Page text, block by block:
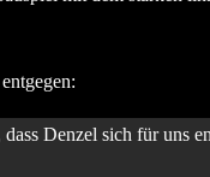
Denzel sich für uns